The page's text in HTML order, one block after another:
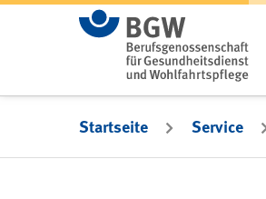
Zum Hauptinhalt springen
Startseite Service